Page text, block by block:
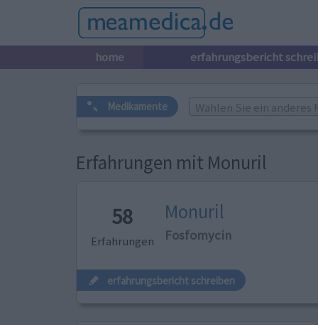
home erfahrungsbericht
Medikamente Wählen Sie ein anderes
Erfahrungen mit Monuril
58
Erfahrungen
Monuril
Fosfomycin
erfahrungsbericht schreiben